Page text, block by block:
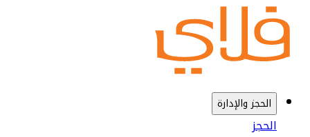
الحجز والإدارة
الحجز